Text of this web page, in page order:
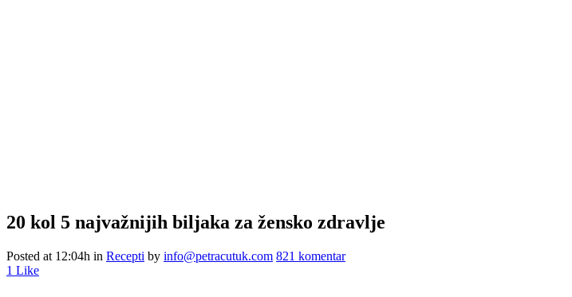
20 kol 5 najvažnijih biljaka za žensko zdravlje
Posted at 12:04h in Recepti by info@petracutuk.com 821 komentar
1 Like